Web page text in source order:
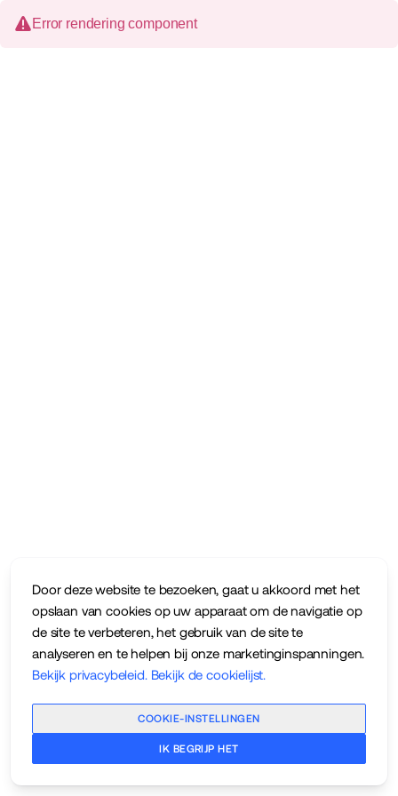
Door deze website te bezoeken, gaat u akkoord met het
opslaan van cookies op uw apparaat om de navigatie op
de site te verbeteren, het gebruik van de site te
analyseren en te helpen bij onze marketinginspanningen.
Bekijk privacybeleid. Bekijk de cookielijst.
COOKIE-INSTELLINGEN
IK BEGRIJP HET
Error rendering component